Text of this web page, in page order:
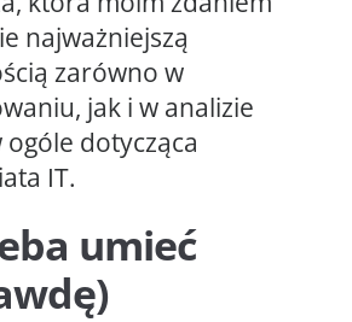
najważniejszą
zarówno w
jak i w analizie
ogóle dotycząca
IT.
umieć